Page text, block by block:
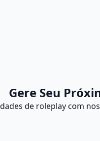
Gere Seu
de roleplay com